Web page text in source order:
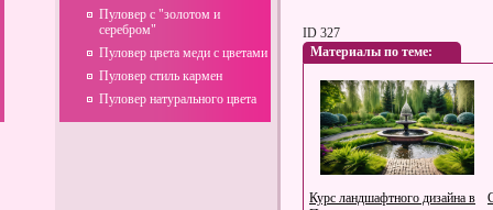
ID 327
Материалы по теме:
Курс ландшафтного дизайна в
Пуловер с "золотом и
серебром"
Пуловер цвета меди с цветами
Пуловер стиль кармен
Пуловер натурального цвета